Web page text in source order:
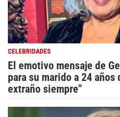
CELEBRIDADES
El emotivo mensaje de
para su marido a 24
extraño siempre"